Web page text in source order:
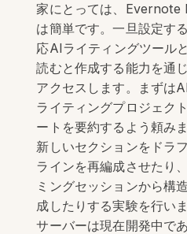
家にとっては、Evernote
は簡単です。一旦設定す
応AIライティングツール
読むと作成する能力を通
アクセスします。まずは
ライティングプロジェク
ートを要約するよう頼み
新しいセクションをドラ
ラインを再編成させたり
ミングセッションから構
成したりする実験を行い
サーバーは現在開発中で